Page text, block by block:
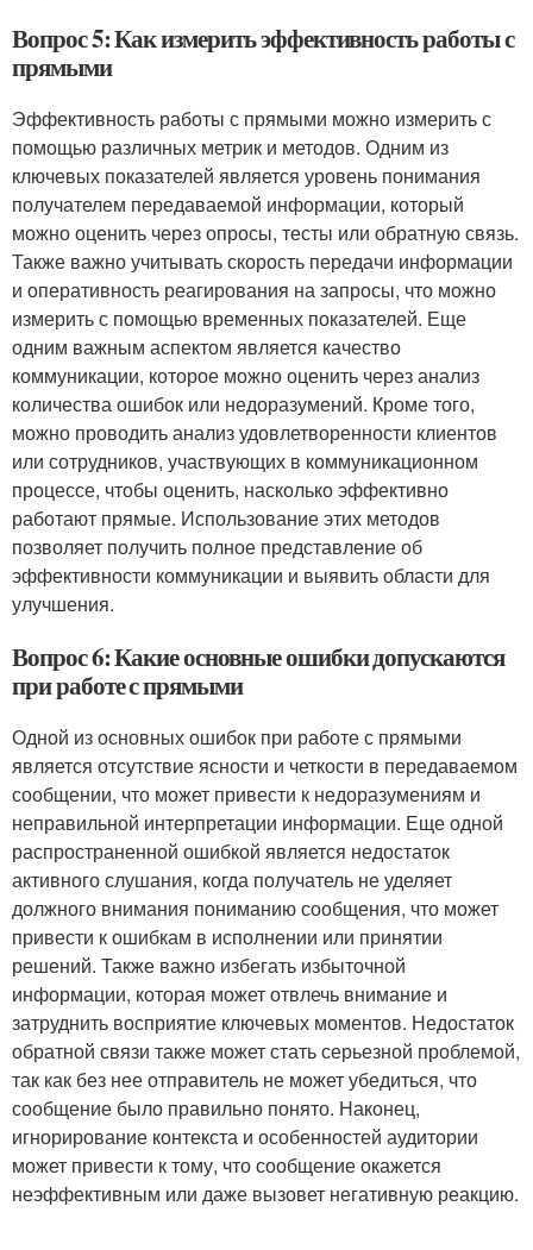
Вопрос 5: Как измерить эффективность работы с
прямыми
Эффективность работы с прямыми можно измерить с
помощью различных метрик и методов. Одним из
ключевых показателей является уровень понимания
получателем передаваемой информации, который
можно оценить через опросы, тесты или обратную связь.
Также важно учитывать скорость передачи информации
и оперативность реагирования на запросы, что можно
измерить с помощью временных показателей. Еще
одним важным аспектом является качество
коммуникации, которое можно оценить через анализ
количества ошибок или недоразумений. Кроме того,
можно проводить анализ удовлетворенности клиентов
или сотрудников, участвующих в коммуникационном
процессе, чтобы оценить, насколько эффективно
работают прямые. Использование этих методов
позволяет получить полное представление об
эффективности коммуникации и выявить области для
улучшения.
Вопрос 6: Какие основные ошибки допускаются
при работе с прямыми
Одной из основных ошибок при работе с прямыми
является отсутствие ясности и четкости в передаваемом
сообщении, что может привести к недоразумениям и
неправильной интерпретации информации. Еще одной
распространенной ошибкой является недостаток
активного слушания, когда получатель не уделяет
должного внимания пониманию сообщения, что может
привести к ошибкам в исполнении или принятии
решений. Также важно избегать избыточной
информации, которая может отвлечь внимание и
затруднить восприятие ключевых моментов. Недостаток
обратной связи также может стать серьезной проблемой,
так как без нее отправитель не может убедиться, что
сообщение было правильно понято. Наконец,
игнорирование контекста и особенностей аудитории
может привести к тому, что сообщение окажется
неэффективным или даже вызовет негативную реакцию.